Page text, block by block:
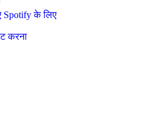
Spotify के लिए
करना